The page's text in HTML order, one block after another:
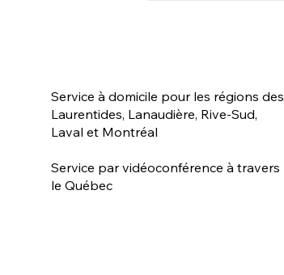
Service à domicile pour les régions des
Laurentides, Lanaudière, Rive-Sud,
Laval et Montréal
Service par vidéoconférence à travers
le Québec